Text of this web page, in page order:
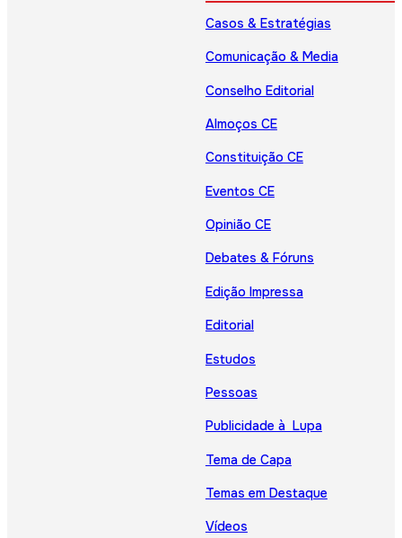
Casos & Estratégias
Comunicação & Media
Conselho Editorial
Almoços CE
Constituição CE
Eventos CE
Opinião CE
Debates & Fóruns
Edição Impressa
Editorial
Estudos
Pessoas
Publicidade à Lupa
Tema de Capa
Temas em Destaque
Vídeos